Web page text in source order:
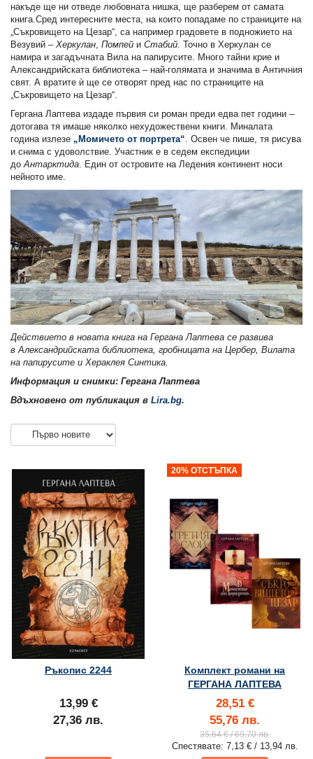
накъде ще ни отведе любовната нишка, ще разберем от самата
книга.Сред интересните места, на които попадаме по страниците на
„Съкровището на Цезар“, са например градовете в подножието на
Везувий – Херкулан Помпей и Стабий . Точно в Херкулан се
намира и загадъчната Вила на папирусите. Много тайни крие и
Александрийската библиотека – най-голямата и значима в Античния
свят. А вратите ѝ ще се отворят пред нас по страниците на
„Съкровището на Цезар“.
Гергана Лаптева издаде първия си роман преди едва пет години –
дотогава тя имаше няколко нехудожествени книги. Миналата
година излезе „Момичето от портрета“ . Освен че пише, тя рисува
и снима с удоволствие. Участник е в седем експедиции
до Антарктида . Един от островите на Ледения континент носи
нейното име.
Действието в новата книга на Гергана Лаптева се развива
в Александрийската библиотека, гробницата на Цербер, Вилата
на папирусите и Хераклея Синтика.
Информация и снимки: Гергана Лаптева
Вдъхновено от публикация в Lira.bg.
Ръкопис 2244
13,99 €
27,36 лв.
20% ОТСТЪПКА
Комплект романи на
ГЕРГАНА ЛАПТЕВА
28,51 €
55,76 лв.
35,64 €/ 69,70 лв.
Спестявате: 7,13 € / 13,94 лв.